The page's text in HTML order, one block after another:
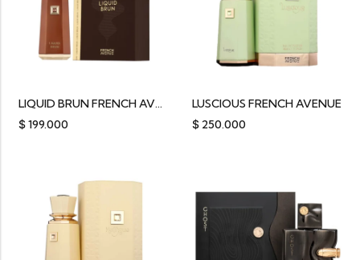
LIQUID BRUN FRENCH AVENUE
$199.000
LUSCIOUS FRENCH AVENUE
$ 250.000